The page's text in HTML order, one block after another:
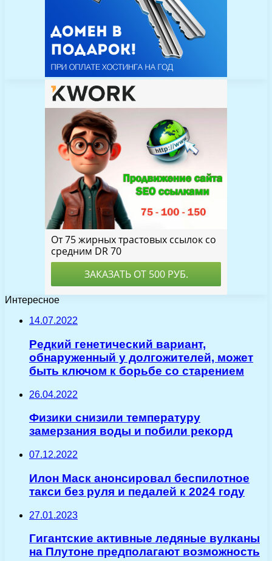
Интересное
14.07.2022
Редкий генетический вариант,
обнаруженный у долгожителей, может
быть ключом к борьбе со старением
26.04.2022
Физики снизили температуру
замерзания воды и побили рекорд
07.12.2022
Илон Маск анонсировал беспилотное
такси без руля и педалей к 2024 году
27.01.2023
Гигантские активные ледяные вулканы
на Плутоне предполагают возможность